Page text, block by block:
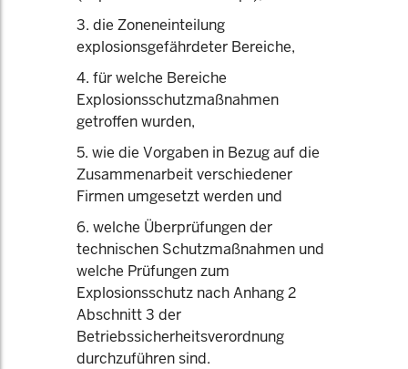
3. die Zoneneinteilung
explosionsgefährdeter Bereiche,
4. für welche Bereiche
Explosionsschutzmaßnahmen
getroffen wurden,
5. wie die Vorgaben in Bezug auf die
Zusammenarbeit verschiedener
Firmen umgesetzt werden und
6. welche Überprüfungen der
technischen Schutzmaßnahmen und
welche Prüfungen zum
Explosionsschutz nach Anhang 2
Abschnitt 3 der
Betriebssicherheitsverordnung
durchzuführen sind.